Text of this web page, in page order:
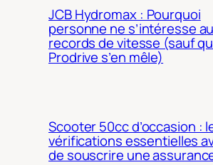
JCB Hydromax : Pourquoi
personne ne s’intéresse
records de vitesse (sauf
Prodrive s’en mêle)
Scooter 50cc d’occasion :
vérifications essentielles
de souscrire une